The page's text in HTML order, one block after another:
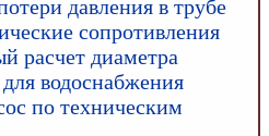
давления в трубе
сопротивления
расчет диаметра
водоснабжения
по техническим